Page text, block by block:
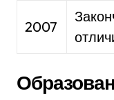
2007